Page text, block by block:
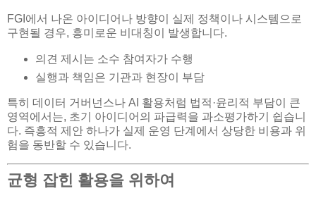
FGI에서 나온 아이디어나 방향이 실제 정책이나 시스템으로
구현될 경우, 흥미로운 비대칭이 발생합니다.
의견 제시는 소수 참여자가 수행
실행과 책임은 기관과 현장이 부담
특히 데이터 거버넌스나 AI 활용처럼 법적·윤리적 부담이 큰
영역에서는, 초기 아이디어의 파급력을 과소평가하기 쉽습니
다. 즉흥적 제안 하나가 실제 운영 단계에서 상당한 비용과 위
험을 동반할 수 있습니다.
균형 잡힌 활용을 위하여